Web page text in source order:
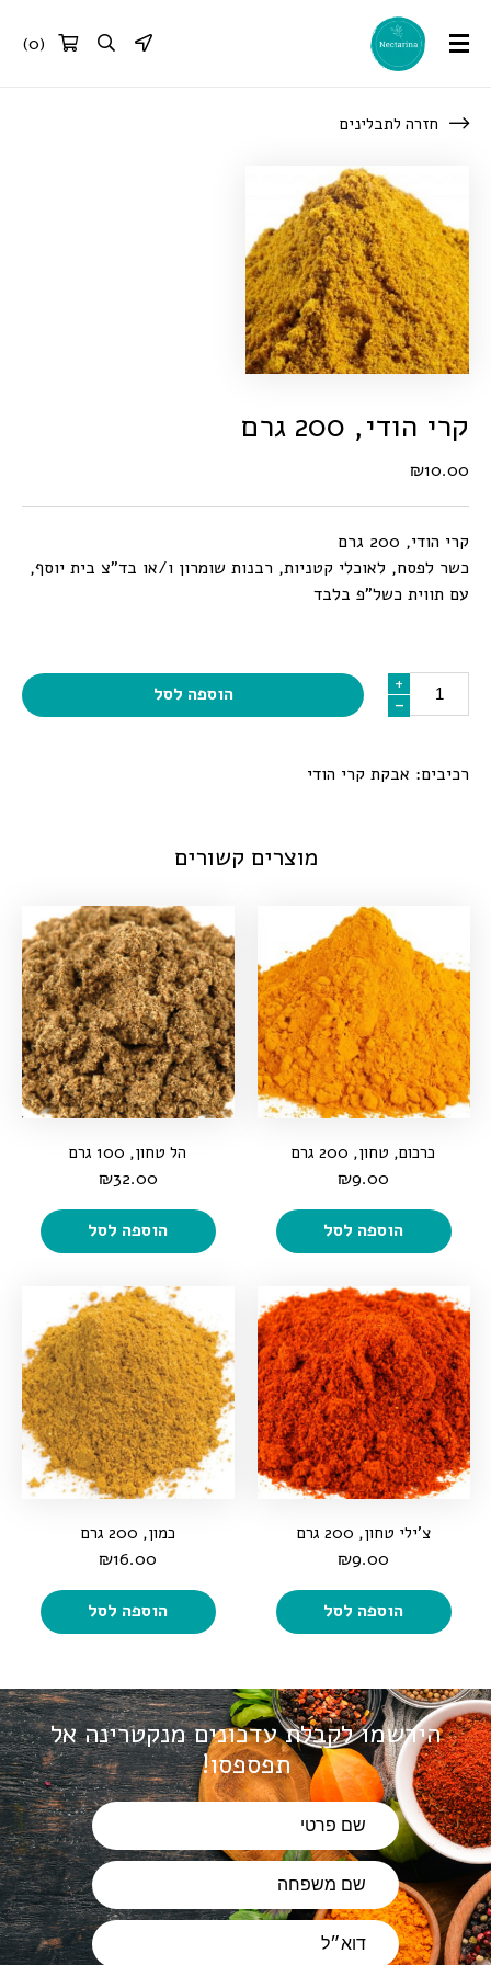
(
0
)
חזרה לתבלינים
קרי הודי, 200 גרם
₪10.00
קרי הודי, 200 גרם
כשר לפסח, לאוכלי קטניות, רבנות שומרון ו/או בד”צ בית יוסף,
עם תווית כשל”פ בלבד
+
-
+
- הוספה לסל
רכיבים: אבקת קרי הודי
מוצרים קשורים
כרכום, טחון, 200 גרם
₪9.00
הוספה לסל
הל טחון, 100 גרם
₪32.00
הוספה לסל
צ'ילי טחון, 200 גרם
₪9.00
הוספה לסל
כמון, 200 גרם
₪16.00
הוספה לסל
הירשמו לקבלת עדכונים מנקטרינהאל
תפספסו!